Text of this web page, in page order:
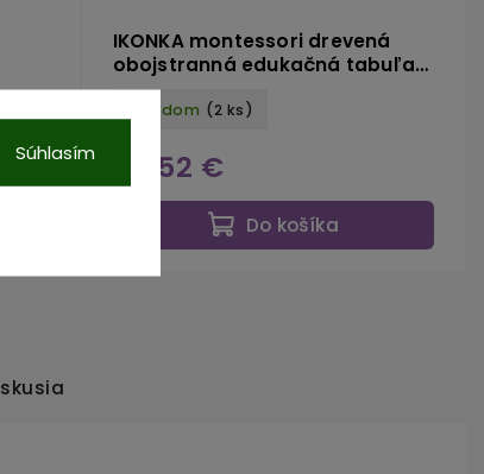
Súhlasím
IKONKA montessori drevená
obojstranná edukačná tabuľa
farma s kriedovou tabuľou
Skladom (2 ks)
55,52 €
Do košíka